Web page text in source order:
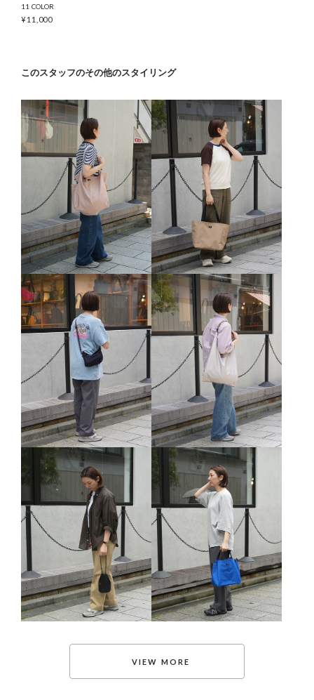
11 COLOR
¥11,000
このスタッフのその他のスタイリング